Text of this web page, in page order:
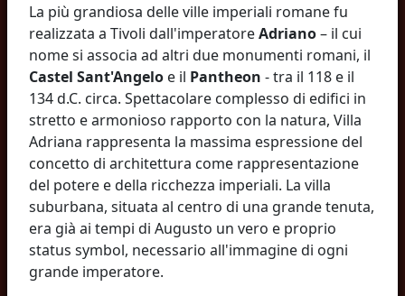
La più grandiosa delle ville imperiali romane fu
realizzata a Tivoli dall'imperatoreAdriano– il cui
nome si associa ad altri due monumenti romani, il
Castel Sant'Angelo e il Pantheon - tra il 118 e il
134 d.C. circa. Spettacolare complesso di edifici in
stretto e armonioso rapporto con la natura, Villa
Adriana rappresenta la massima espressione del
concetto di architettura come rappresentazione
del potere e della ricchezza imperiali. La villa
suburbana, situata al centro di una grande tenuta,
era già ai tempi di Augusto un vero e proprio
status symbol, necessario all'immagine di ogni
grande imperatore.